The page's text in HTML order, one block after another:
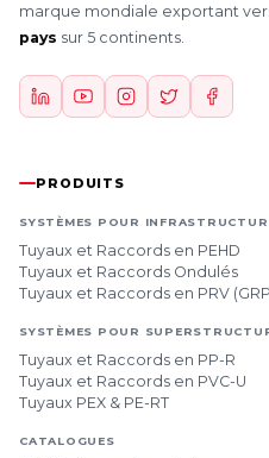
marque mondiale exportant
pays sur 5 continents.
PRODUITS
SYSTÈMES POUR
Tuyaux et Raccords en PEHD
Tuyaux et Raccords Ondulés
Tuyaux et Raccords en PRV
SYSTÈMES POUR
Tuyaux et Raccords en PP-R
Tuyaux et Raccords en PVC-U
Tuyaux PEX & PE-RT
CATALOGUES